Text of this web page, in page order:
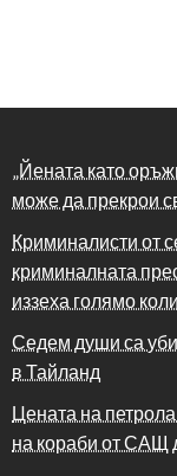
„Йената като
може да прекрои
Криминалисти от
криминалната
иззеха голямо
Седем души са
в Тайланд
Цената на
на кораби от САЩ